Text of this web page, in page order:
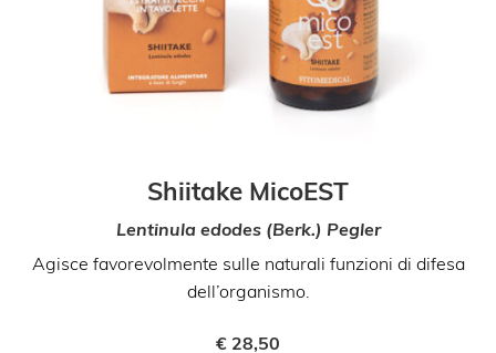
Shiitake MicoEST
Lentinula edodes (Berk.) Pegler
Agisce favorevolmente sulle naturali funzioni di difesa
dell’organismo.
€ 28,50